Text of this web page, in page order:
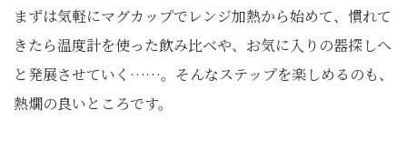
まずは気軽にマグカップでレンジ加熱から始めて、慣れて
きたら温度計を使った飲み比べや、お気に入りの器探しへ
と発展させていく……。そんなステップを楽しめるのも、
熱燗の良いところです。